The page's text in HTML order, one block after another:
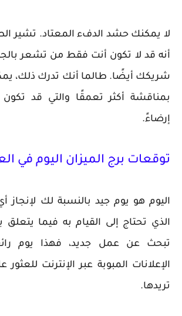
لا يمكنك حشد الدفء المعتاد. تشير
أنه قد لا تكون أنت فقط من تشعر
شريكك أيضًا. طالما أنك تدرك ذلك،
بمناقشة أكثر تعمقًا والتي قد تكون
إرضاءً.
توقعات برج الميزان اليوم في
اليوم هو يوم جيد بالنسبة لك لإنجاز
الذي تحتاج إلى القيام به فيما
تبحث عن عمل جديد، فهذا يوم
الإعلانات المبوبة عبر الإنترنت للعثور
تريدها.